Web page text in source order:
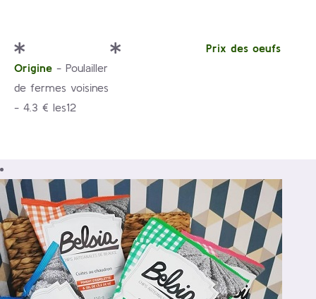
Origine - Poulailler
de fermes voisines
Prix des oeufs
- 4.3 € les12